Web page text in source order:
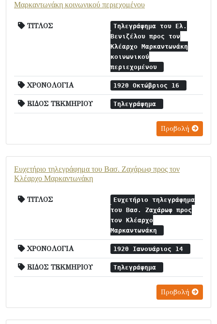
Μαρκαντωνάκη κοινωνικού περιεχομένου
ΤΙΤΛΟΣ
Τηλεγράφημα του Ελ.
Βενιζέλου προς τον
Κλέαρχο Μαρκαντωνάκη
κοινωνικού
περιεχομένου
ΧΡΟΝΟΛΟΓΙΑ 1920 Οκτώβριος 16
ΕΙΔΟΣ ΤΕΚΜΗΡΙΟΥ Τηλεγράφημα
Προβολή
Ευχετήριο τηλεγράφημα του Βασ. Ζαχάρωφ προς τον
Κλέαρχο Μαρκαντωνάκη
ΤΙΤΛΟΣ
Ευχετήριο τηλεγράφημα
του Βασ. Ζαχάρωφ προς
τον Κλέαρχο
Μαρκαντωνάκη
ΧΡΟΝΟΛΟΓΙΑ 1920 Ιανουάριος 14
ΕΙΔΟΣ ΤΕΚΜΗΡΙΟΥ Τηλεγράφημα
Προβολή